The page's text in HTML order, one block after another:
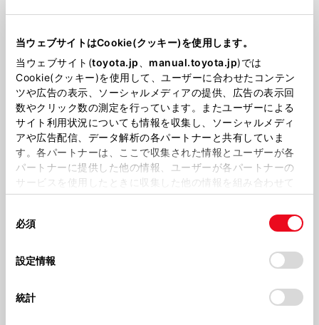
当ウェブサイトはCookie(クッキー)を使用します。
当ウェブサイト(toyota.jp manual.toyota.jp)では
Cookie(クッキー)を使用して、ユーザーに合わせたコンテン
ツや広告の表示、ソーシャルメディアの提供、広告の表示回
数やクリック数の測定を行っています。またユーザーによる
サイト利用状況についても情報を収集し、ソーシャルメディ
アや広告配信、データ解析の各パートナーと共有していま
す。各パートナーは、ここで収集された情報とユーザーが各
パートナーに提供した他の情報、ユーザーが各パートナーの
サービスを使用したときに収集した他の情報を組み合わせて
使用することがあります。当ウェブサイトの使用を続行する
デバイスにすべてのCookie(クッキー)が保存されることに同
意したことになります。Cookie(クッキー)のオプトアウト、
設定の変更、同意を撤回したりするにあたっては、当社の
「Cookie（クッキー）情報の取り扱いについて
」をご覧くだ
必須
設定情報
統計
e-Palette（イーパレット）
ist
ヴァンガード